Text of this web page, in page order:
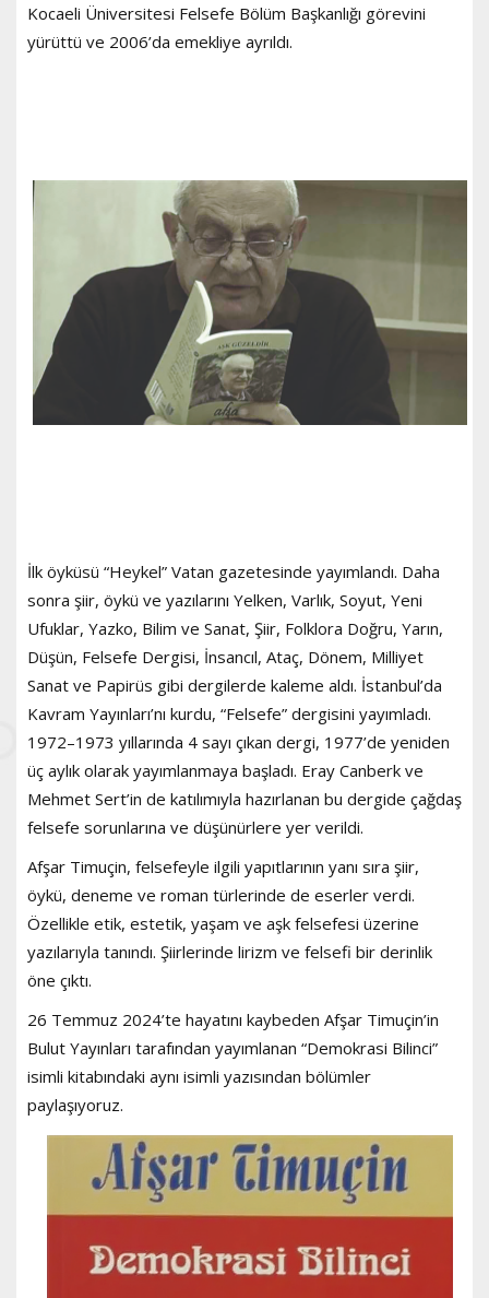
Kocaeli Üniversitesi Felsefe Bölüm Başkanlığı görevini
yürüttü ve 2006’da emekliye ayrıldı.
İlk öyküsü “Heykel” Vatan gazetesinde yayımlandı. Daha
sonra şiir, öykü ve yazılarını Yelken, Varlık, Soyut, Yeni
Ufuklar, Yazko, Bilim ve Sanat, Şiir, Folklora Doğru, Yarın,
Düşün, Felsefe Dergisi, İnsancıl, Ataç, Dönem, Milliyet
Sanat ve Papirüs gibi dergilerde kaleme aldı. İstanbul’da
Kavram Yayınları’nı kurdu, “Felsefe” dergisini yayımladı.
1972–1973 yıllarında 4 sayı çıkan dergi, 1977’de yeniden
üç aylık olarak yayımlanmaya başladı. Eray Canberk ve
Mehmet Sert’in de katılımıyla hazırlanan bu dergide çağdaş
felsefe sorunlarına ve düşünürlere yer verildi.
Afşar Timuçin, felsefeyle ilgili yapıtlarının yanı sıra şiir,
öykü, deneme ve roman türlerinde de eserler verdi.
Özellikle etik, estetik, yaşam ve aşk felsefesi üzerine
yazılarıyla tanındı. Şiirlerinde lirizm ve felsefi bir derinlik
öne çıktı.
26 Temmuz 2024’te hayatını kaybeden Afşar Timuçin’in
Bulut Yayınları tarafından yayımlanan “Demokrasi Bilinci”
isimli kitabındaki aynı isimli yazısından bölümler
paylaşıyoruz.